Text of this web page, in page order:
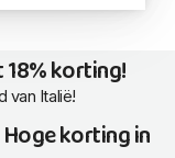
18% korting!
van Italië!
korting in